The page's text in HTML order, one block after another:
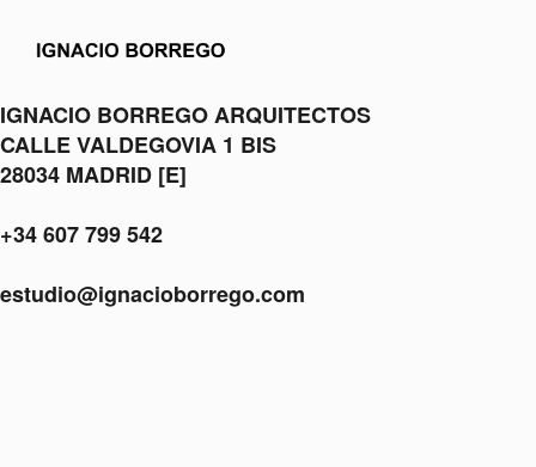
IGNACIO BORREGO ARQUITECTOS
CALLE VALDEGOVIA 1 BIS
28034 MADRID [E]
+34 607 799 542
estudio@ignacioborrego.com